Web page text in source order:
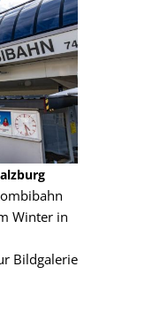
Winter in
Bildgalerie